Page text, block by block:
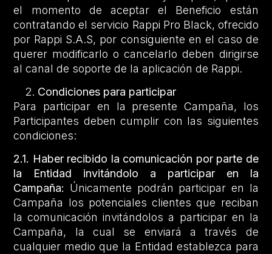
el momento de aceptar el Beneficio están
contratando el servicio Rappi Pro Black, ofrecido
por Rappi S.A.S, por consiguiente en el caso de
querer modificarlo o cancelarlo deben dirigirse
al canal de soporte de la aplicación de Rappi.
Condiciones para participar
Para participar en la presente Campaña, los
Participantes deben cumplir con las siguientes
condiciones:
2.1. Haber recibido la comunicación por parte de
la Entidad invitándolo a participar en la
Campaña: Únicamente podrán participar en la
Campaña los potenciales clientes que reciban
la comunicación invitándolos a participar en la
Campaña, la cual se enviará a través de
cualquier medio que la Entidad establezca para